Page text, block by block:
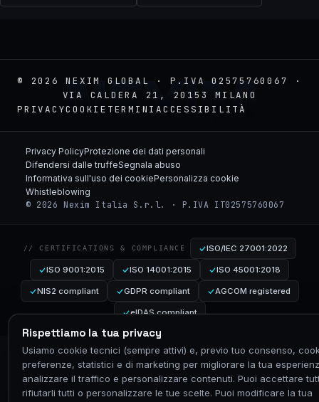
© 2026 NEXIM GLOBAL · P.IVA 02575760067 ·
VIA CALDERA 21, 20153 MILANO
PRIVACYCOOKIE TERMINI ACCESSIBILITÀ
NEXIM
Rispettiamo la tua privacy
Usiamo cookie tecnici (sempre attivi) e, previo tuo consenso,
preferenze, statistici e di marketing per migliorare la tua
analizzare il traffico e personalizzare contenuti. Puoi accettare
rifiutarli tutti o personalizzare le tue scelte. Puoi modificare la tua
Privacy PolicyProtezione dei dati personali
Difendersi dalle truffeSegnala abuso
Informativa sull'uso dei cookiePersonalizza cookie
Whistleblowing
© 2026 Nexim Italia S.r.l. · P.IVA IT02575760067
// CERTIFICATIONS & COMPLIANCE ISO/IEC 27001:2022
ISO 9001:2015 ISO 14001:2015 ISO 45001:2018
NIS2 compliant GDPR compliant AGCOM registered
eIDAS compliant